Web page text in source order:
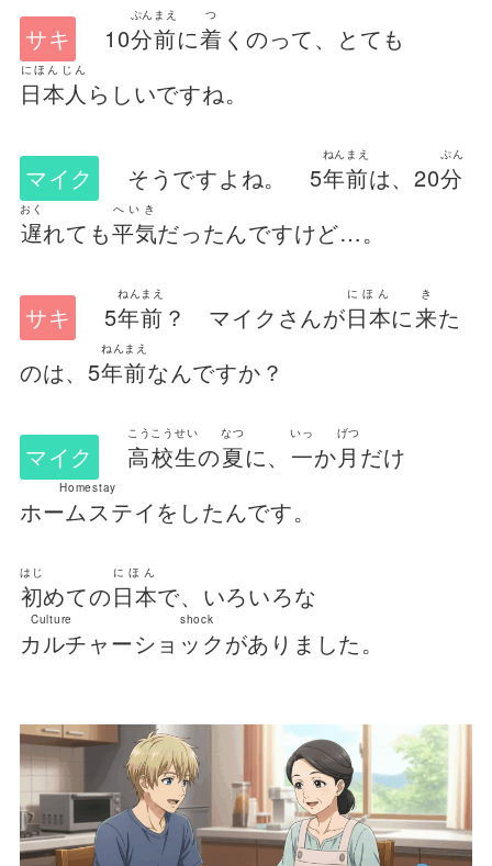
サキ 10分前
ぷんまえ
に着
つ
くのって、とても
日本人
にほんじん
らしいですね。
マイク そうですよね。 5年前
ねんまえ
は、20分
ぷん
遅
おく
れても平気
へいき
だったんですけど…。
サキ 5年前
ねんまえ
？ マイクさんが日本
にほん
に来
き
た
のは、5年前
ねんまえ
なんですか？
マイク 高校生
こうこうせい
の夏
なつ
に、 一
いっ
か月
げつ
だけ
ホームステイ
Homestay
をしたんです。
初
はじ
めての日本
にほん
で、いろいろな
カルチャーショック
Culture shock
がありました。